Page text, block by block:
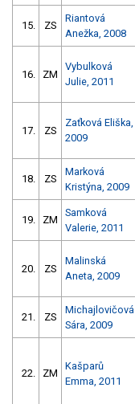
15. ZS
Riantová
Anežka, 2008
16. ZM
Vybulková
Julie, 2011
17. ZS
Zaťková Eliška,
2009
18. ZS
Marková
Kristýna, 2009
19. ZM
Samková
Valerie, 2011
20. ZS
Malinská
Aneta, 2009
21. ZS
Michajlovičová
Sára, 2009
22. ZM
Kašparů
Emma, 2011